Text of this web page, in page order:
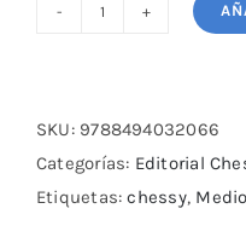
el
ajedrez
cantidad
SKU: 9788494032066
Categorías: Editorial
Etiquetas:chessy,